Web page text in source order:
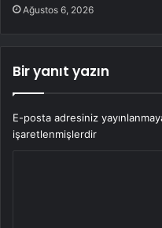
Ağustos 6, 2026
Bir yanıt yazın
E-posta adresiniz
işaretlenmişlerdir